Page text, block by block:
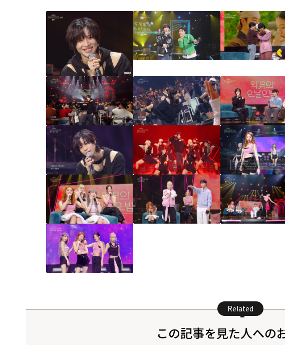
Related
この記事を見た人への